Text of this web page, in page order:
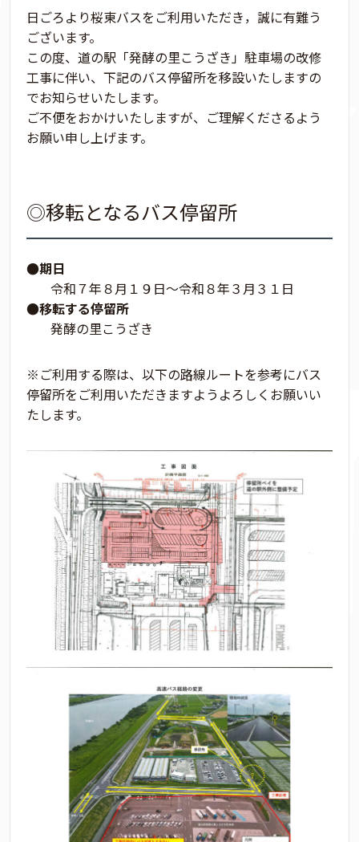
日ごろより桜東バスをご利用いただき，誠に有難う
ございます。
この度、道の駅「発酵の里こうざき」駐車場の改修
工事に伴い、下記のバス停留所を移設いたしますの
でお知らせいたします。
ご不便をおかけいたしますが、ご理解くださるよう
お願い申し上げます。
◎移転となるバス停留所
●期日
令和７年８月１９日～令和８年３月３１日
●移転する停留所
発酵の里こうざき
※ご利用する際は、以下の路線ルートを参考にバス
停留所をご利用いただきますようよろしくお願いい
たします。